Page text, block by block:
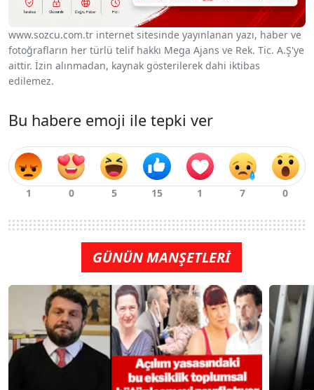
www.sozcu.com.tr internet sitesinde yayınlanan yazı, haber ve
fotoğrafların her türlü telif hakkı Mega Ajans ve Rek. Tic. A.Ş'ye
aittir. İzin alınmadan, kaynak gösterilerek dahi iktibas
edilemez.
Bu habere emoji ile tepki ver
GÜNÜN MANŞETLERİ